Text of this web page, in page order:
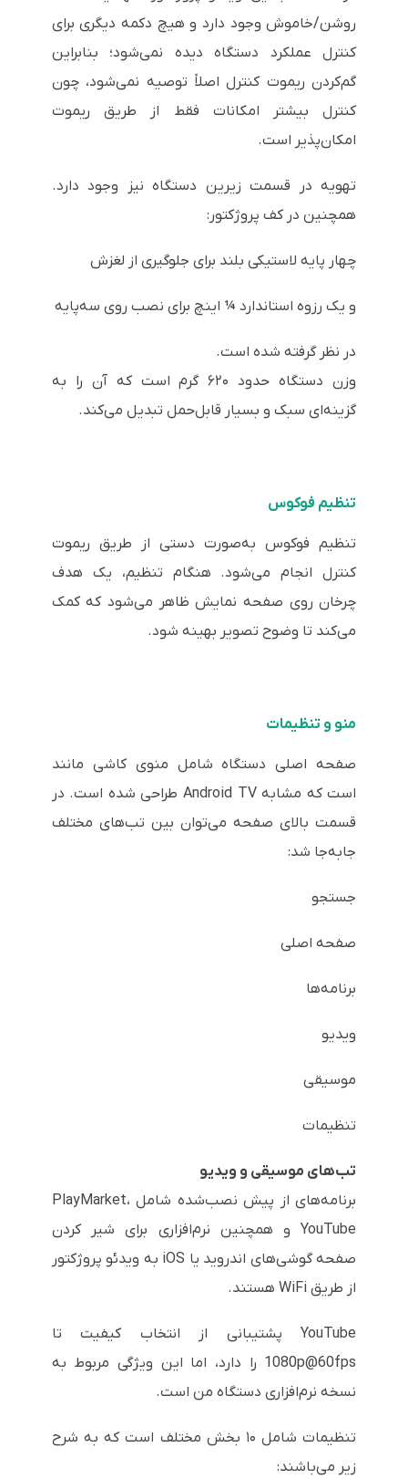
روشن/خاموش وجود دارد و هیچ دکمه دیگری برای
کنترل عملکرد دستگاه دیده نمی‌شود؛ بنابراین
گم‌کردن ریموت کنترل اصلاً توصیه نمی‌شود، چون
کنترل بیشتر امکانات فقط از طریق ریموت
امکان‌پذیر است.
تهویه در قسمت زیرین دستگاه نیز وجود دارد.
همچنین در کف پروژکتور:
چهار پایه لاستیکی بلند برای جلوگیری از لغزش
و یک رزوه استاندارد ¼ اینچ برای نصب روی سه‌پایه
در نظر گرفته شده است.
وزن دستگاه حدود ۶۲۰ گرم است که آن را به
گزینه‌ای سبک و بسیار قابل‌حمل تبدیل می‌کند.
تنظیم فوکوس
تنظیم فوکوس به‌صورت دستی از طریق ریموت
کنترل انجام می‌شود. هنگام تنظیم، یک هدف
چرخان روی صفحه نمایش ظاهر می‌شود که کمک
می‌کند تا وضوح تصویر بهینه شود.
منو و تنظیمات
صفحه اصلی دستگاه شامل منوی کاشی‌ مانند
است که مشابه Android TV طراحی شده است. در
قسمت بالای صفحه می‌توان بین تب‌های مختلف
جابه‌جا شد:
جستجو
صفحه اصلی
برنامه‌ها
ویدیو
موسیقی
تنظیمات
تب‌های موسیقی و ویدیو
برنامه‌های از پیش نصب‌شده شامل PlayMarket،
YouTube و همچنین نرم‌افزاری برای شیر کردن
صفحه گوشی‌های اندروید یا iOS به ویدئو پروژکتور
از طریق WiFi هستند.
YouTube پشتیبانی از انتخاب کیفیت تا
1080p@60fps را دارد، اما این ویژگی مربوط به
نسخه‌ نرم‌افزاری دستگاه من است.
تنظیمات شامل ۱۰ بخش مختلف است که به شرح
زیر می‌باشند: